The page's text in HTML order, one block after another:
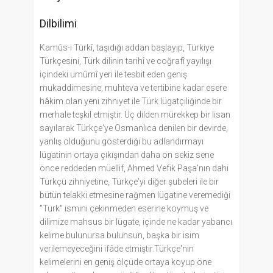
Dilbilimi
Kamûs-ı Türkî, taşıdığı addan başlayıp, Türkiye
Türkçesini, Türk dilinin tarihî ve coğrafî yayılışı
içindeki umûmî yeri ile tesbit eden geniş
mukaddimesine, muhteva ve tertibine kadar esere
hâkim olan yeni zihniyet ile Türk lügatçiliğinde bir
merhale teşkil etmiştir. Üç dilden mürekkep bir lisan
sayılarak Türkçe'ye Osmanlıca denilen bir devirde,
yanlış olduğunu gösterdiği bu adlandırmayı
lügatinin ortaya çıkışından daha on sekiz sene
önce reddeden müellif, Ahmed Vefik Paşa'nın dahi
Türkçü zihniyetine, Türkçe'yi diğer şubeleri ile bir
bütün telakki etmesine rağmen lügatine veremediği
"Türk" ismini çekinmeden eserine koymuş ve
dilimize mahsus bir lügate, içinde ne kadar yabancı
kelime bulunursa bulunsun, başka bir isim
verilemeyeceğini ifâde etmiştir.Türkçe'nin
kelimelerini en geniş ölçüde ortaya koyup öne